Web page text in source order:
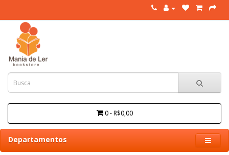
0 - R$0,00
Departamentos